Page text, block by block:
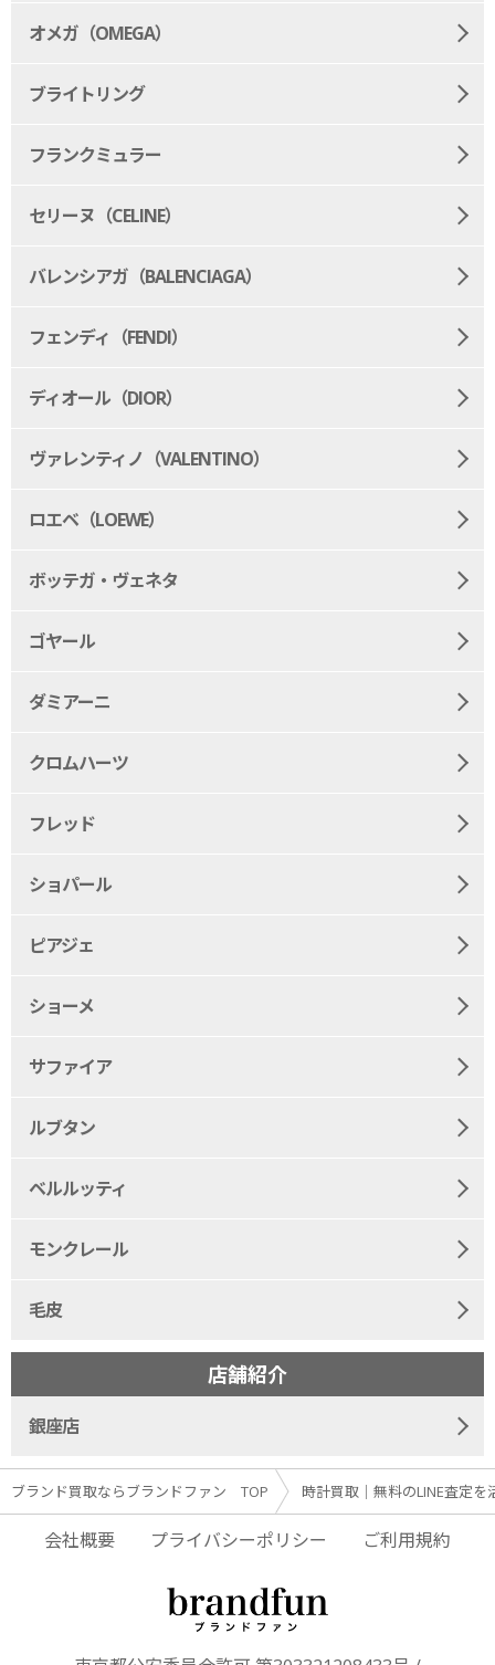
ブランド買取ならブランドファン TOP 時計買取｜無料のLINE査定を
オメガ（OMEGA）
ブライトリング
フランクミュラー
セリーヌ（CELINE）
バレンシアガ（BALENCIAGA）
フェンディ（FENDI）
ディオール（DIOR）
ヴァレンティノ（VALENTINO）
ロエベ（LOEWE）
ボッテガ・ヴェネタ
ゴヤール
ダミアーニ
クロムハーツ
フレッド
ショパール
ピアジェ
ショーメ
サファイア
ルブタン
ベルルッティ
モンクレール
毛皮
店舗紹介
銀座店
会社概要 プライバシーポリシー ご利用規約